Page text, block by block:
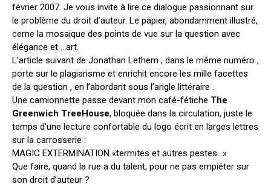
février 2007. Je vous invite à lire ce dialogue passionnant sur
le problème du droit d’auteur. Le papier, abondamment illustré,
cerne la mosaique des points de vue sur la question avec
élégance et …art.
L’article suivant de Jonathan Lethem , dans le même numéro ,
porte sur le plagiarisme et enrichit encore les mille facettes
de la question , en l’abordant sous l’angle littéraire .
Une camionnette passe devant mon café-fétiche The
Greenwich TreeHouse, bloquée dans la circulation, juste le
temps d’une lecture confortable du logo écrit en larges lettres
sur la carrosserie :
MAGIC EXTERMINATION «termites et autres pestes…»
Que faire, quand la rue a du talent, pour ne pas empiéter sur
son droit d’auteur ?